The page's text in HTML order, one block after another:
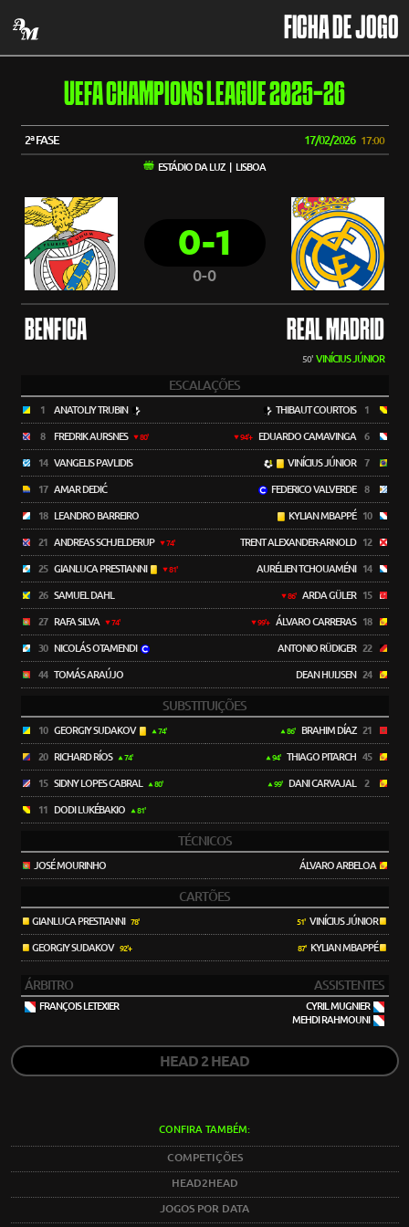
FICHA DE JOGO
UEFA CHAMPIONS LEAGUE 2025-26
2ª FASE 17/02/2026 17:00
ESTÁDIO DA LUZ | LISBOA
0-1
0-0
BENFICA REAL MADRID
50' VINÍCIUS JÚNIOR
ESCALAÇÕES
1 ANATOLIY TRUBIN
8 FREDRIK AURSNES 80'
14 VANGELIS PAVLIDIS
17 AMAR DEDIĆ
18 LEANDRO BARREIRO
21 ANDREAS SCHJELDERUP 74'
25 GIANLUCA PRESTIANNI 81'
26 SAMUEL DAHL
27 RAFA SILVA 74'
30 NICOLÁS OTAMENDI
44 TOMÁS ARAÚJO
THIBAUT COURTOIS 1
94'+ EDUARDO CAMAVINGA 6
VINÍCIUS JÚNIOR 7
FEDERICO VALVERDE 8
KYLIAN MBAPPÉ 10
TRENT ALEXANDER-ARNOLD 12
AURÉLIEN TCHOUAMÉNI 14
86' ARDA GÜLER 15
99'+ ÁLVARO CARRERAS 18
ANTONIO RÜDIGER 22
DEAN HUIJSEN 24
SUBSTITUIÇÕES
10 GEORGIY SUDAKOV 74'
20 RICHARD RÍOS 74'
15 SIDNY LOPES CABRAL 80'
11 DODI LUKÉBAKIO 81'
86' BRAHIM DÍAZ 21
94' THIAGO PITARCH 45
99' DANI CARVAJAL 2
TÉCNICOS
JOSÉ MOURINHO ÁLVARO ARBELOA
CARTÕES
GIANLUCA PRESTIANNI 78'
GEORGIY SUDAKOV 92'+
51'VINÍCIUS JÚNIOR
87'KYLIAN MBAPPÉ
ÁRBITRO ASSISTENTES
FRANÇOIS LETEXIER
CYRIL MUGNIER
MEHDI RAHMOUNI
HEAD 2 HEAD
CONFIRA TAMBÉM:
COMPETIÇÕES
HEAD2HEAD
JOGOS POR DATA